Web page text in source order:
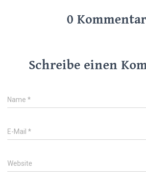
0
Schreibe einen
Name *
E-Mail *
Website